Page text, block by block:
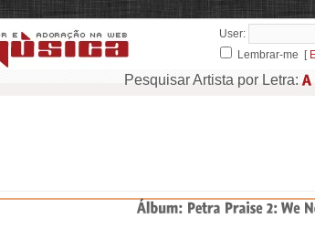
User:
Lembrar-me [
Pesquisar Artista por Letra: